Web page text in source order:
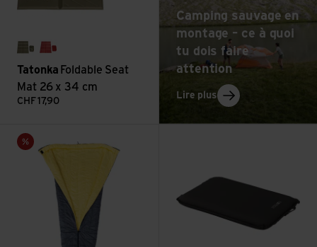
olivered
Tatonka Foldable Seat
Mat 26 x 34 cm
CHF17,90
Camping sauvage en
montage – ce à quoi
tu dois faire
attention
Lire plus: Camping sauvage
Vente
Voir Hammock Top Quilt